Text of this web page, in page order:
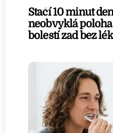
Stačí 10 minut
neobvyklá
bolestí zad bez